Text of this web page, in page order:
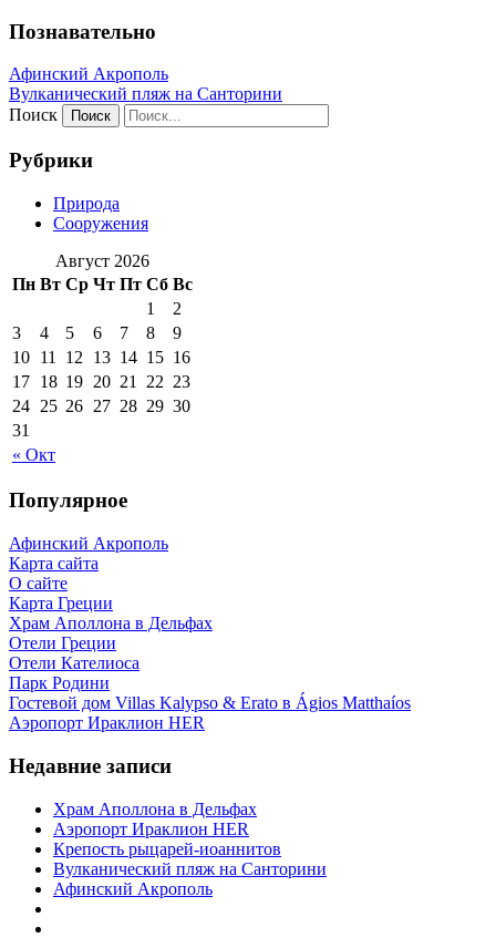
Познавательно
Афинский Акрополь
Вулканический пляж на Санторини
Поиск
Рубрики
Природа
Сооружения
Август 2026
Пн Вт Ср Чт Пт Сб Вс
« Окт
1
2
3
4 5 6 7 8
9
10 11 12 13 14 15 16
17 18 19 20 21 22 23
24 25 26 27 28 29 30
31
Популярное
Афинский Акрополь
Карта сайта
О сайте
Карта Греции
Храм Аполлона в Дельфах
Отели Греции
Отели Кателиоса
Парк Родини
Гостевой дом Villas Kalypso & Erato в Ágios Matthaíos
Аэропорт Ираклион HER
Недавние записи
Храм Аполлона в Дельфах
Аэропорт Ираклион HER
Крепость рыцарей-иоаннитов
Вулканический пляж на Санторини
Афинский Акрополь